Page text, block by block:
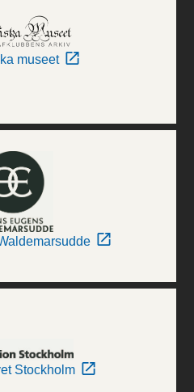
museet
Stockholm